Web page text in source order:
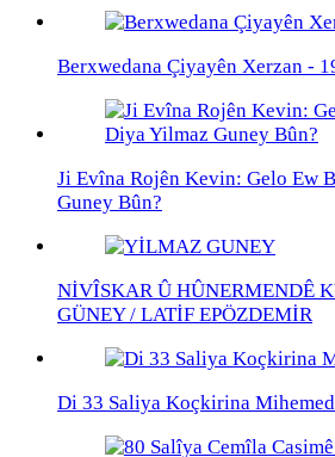
Berxwedana Çiyayên Xerzan -
Ji Evîna Rojên Kevin: Gelo Ew
Guney Bûn?
NİVÎSKAR Û HÛNERMENDÊ
GÜNEY / LATİF EPÖZDEMİR
Di 33 Saliya Koçkirina Mihemed